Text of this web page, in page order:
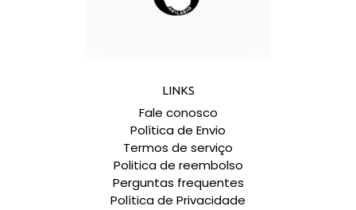
LINKS
Fale conosco
Política de Envio
Termos de serviço
Politica de reembolso
Perguntas frequentes
Política de Privacidade